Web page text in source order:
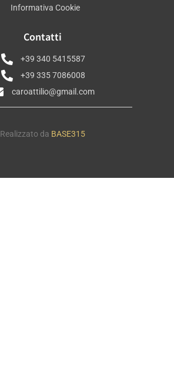
Informativa Cookie
Contatti
+39 340 5415587
+39 335 7086008
caroattilio@gmail.com
Realizzato da BASE315